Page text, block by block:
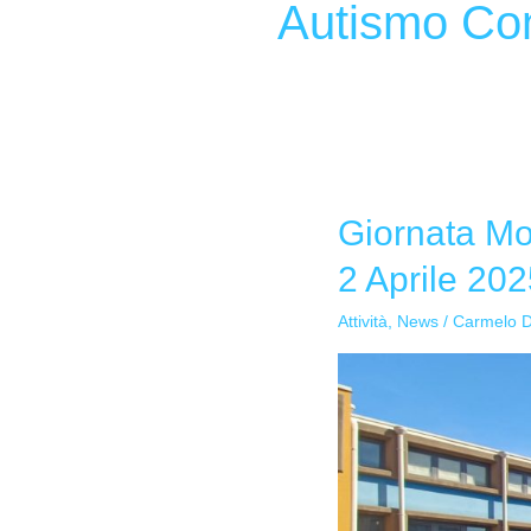
Autismo
Giornata
2 Aprile
Attività News /Carmelo
Giornata
della
Consapevolezza
Aprile
2025